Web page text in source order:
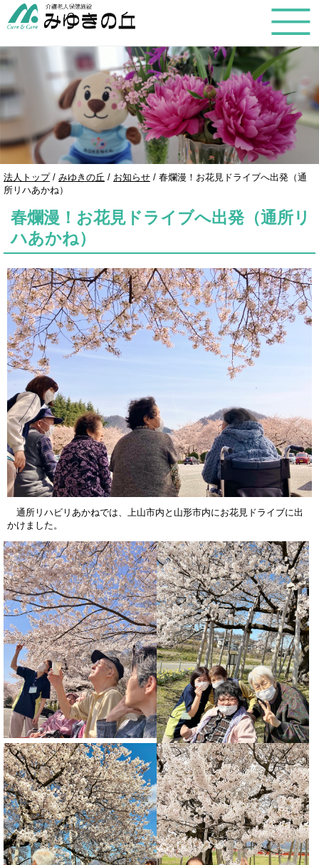
このページの本文へ
現
在
位
置：
法人トップ/ みゆきの丘 / お知らせ / 春爛漫！お花見ドライブへ出発（通
所リハあかね）
春爛漫！お花見ドライブへ出発（通所リ
ハあかね）
通所リハビリあかねでは、上山市内と山形市内にお花見ドライブに出
かけました。